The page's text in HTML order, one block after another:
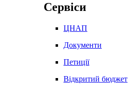
Сервіси
ЦНАП
Документи
Петиції
Відкритий бюджет